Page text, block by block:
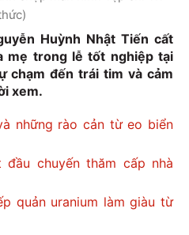
Huỳnh Nhật Tiến cất
mẹ trong lễ tốt nghiệp tại
chạm đến trái tim và cảm
xem.
những rào cản từ eo biển
chuyến thăm cấp nhà
quản uranium làm giàu từ